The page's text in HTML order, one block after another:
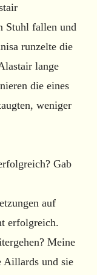
Stuhl fallen und
runzelte die
lange
die eines
weniger
Gab
auf
erfolgreich.
Meine
Aillards und sie